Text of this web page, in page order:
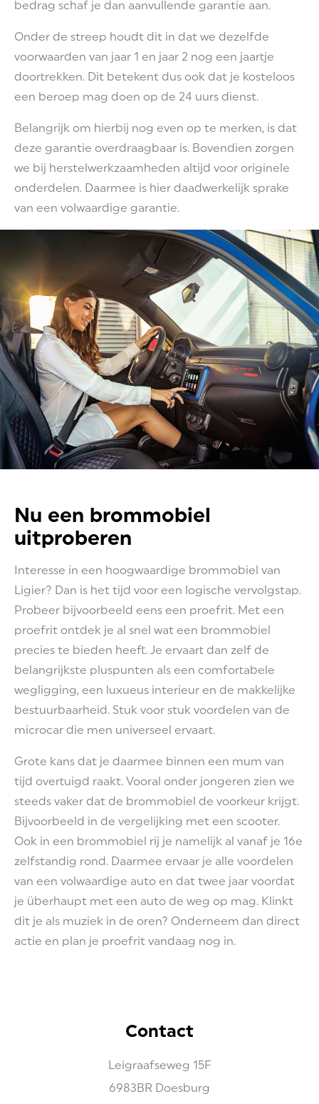
bedrag schaf je dan aanvullende garantie aan.
Onder de streep houdt dit in dat we dezelfde
voorwaarden van jaar 1 en jaar 2 nog een jaartje
doortrekken. Dit betekent dus ook dat je kosteloos
een beroep mag doen op de 24 uurs dienst.
Belangrijk om hierbij nog even op te merken, is dat
deze garantie overdraagbaar is. Bovendien zorgen
we bij herstelwerkzaamheden altijd voor originele
onderdelen. Daarmee is hier daadwerkelijk sprake
van een volwaardige garantie.
Nu een brommobiel
uitproberen
Interesse in een hoogwaardige brommobiel van
Ligier? Dan is het tijd voor een logische vervolgstap.
Probeer bijvoorbeeld eens een proefrit. Met een
proefrit ontdek je al snel wat een brommobiel
precies te bieden heeft. Je ervaart dan zelf de
belangrijkste pluspunten als een comfortabele
wegligging, een luxueus interieur en de makkelijke
bestuurbaarheid. Stuk voor stuk voordelen van de
microcar die men universeel ervaart.
Grote kans dat je daarmee binnen een mum van
tijd overtuigd raakt. Vooral onder jongeren zien we
steeds vaker dat de brommobiel de voorkeur krijgt.
Bijvoorbeeld in de vergelijking met een scooter.
Ook in een brommobiel rij je namelijk al vanaf je 16e
zelfstandig rond. Daarmee ervaar je alle voordelen
van een volwaardige auto en dat twee jaar voordat
je überhaupt met een auto de weg op mag. Klinkt
dit je als muziek in de oren? Onderneem dan direct
actie en plan je proefrit vandaag nog in.
Contact
Leigraafseweg 15F
6983BR Doesburg